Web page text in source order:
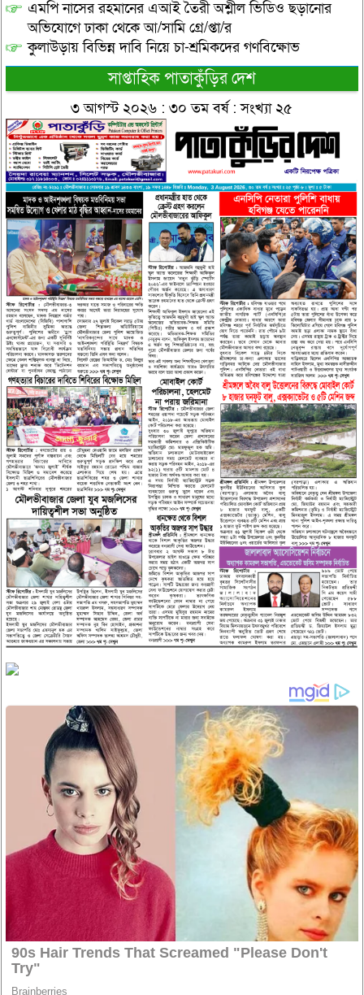
এমপি নাসের রহমানের এআই তৈরী অশ্লীল ভিডিও ছড়ানোর
অভিযোগে ঢাকা থেকে আ/সামি গ্রে/প্তা/র
কুলাউড়ায় বিভিন্ন দাবি নিয়ে চা-শ্রমিকদের গণবিক্ষোভ
সাপ্তাহিক পাতাকুঁড়ির দেশ
৩ আগস্ট ২০২৬ : ৩০ তম বর্ষ : সংখ্যা ২৫